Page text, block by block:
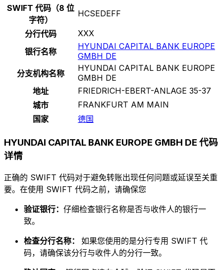
SWIFT 代码（8 位
字符）
HCSEDEFF
分行代码
XXX
银行名称
HYUNDAI CAPITAL BANK EUROPE
GMBH DE
分支机构名称
HYUNDAI CAPITAL BANK EUROPE
GMBH DE
地址
FRIEDRICH-EBERT-ANLAGE 35-37
城市
FRANKFURT AM MAIN
国家
德国
HYUNDAI CAPITAL BANK EUROPE GMBH DE 代码
详情
正确的 SWIFT 代码对于避免转账出现任何问题或延误至关重
要。在使用 SWIFT 代码之前，请确保您
验证银行： 仔细检查银行名称是否与收件人的银行一
致。
检查分行名称： 如果您使用的是分行专用 SWIFT 代
码，请确保该分行与收件人的分行一致。